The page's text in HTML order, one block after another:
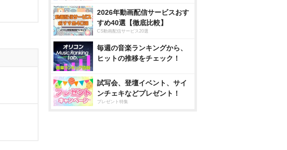
2026年動画配信サービスおす
すめ40選【徹底比較】
CS動画配信サービス20選
毎週の音楽ランキングから、
ヒットの推移をチェック！
試写会、登壇イベント、サイ
ンチェキなどプレゼント！
プレゼント特集